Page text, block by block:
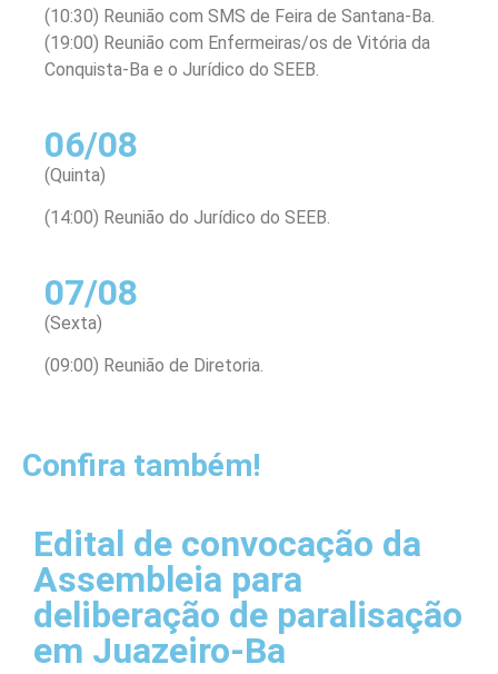
(10:30) Reunião com SMS de Feira de Santana-Ba.
(19:00) Reunião com Enfermeiras/os de Vitória da
Conquista-Ba e o Jurídico do SEEB.
06/08
(Quinta)
(14:00) Reunião do Jurídico do SEEB.
07/08
(Sexta)
(09:00) Reunião de Diretoria.
Confira também!
Edital de convocação da
Assembleia para
deliberação de paralisação
em Juazeiro-Ba